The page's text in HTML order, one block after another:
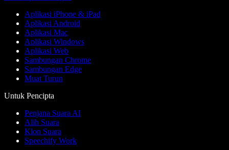
Aplikasi iPhone & iPad
Aplikasi Android
Aplikasi Mac
Aplikasi Windows
Aplikasi Web
Sambungan Chrome
Sambungan Edge
Muat Turun
Untuk Pencipta
Penjana Suara AI
Alih Suara
Klon Suara
Speechify Work